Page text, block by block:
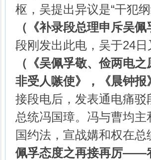
枢，吴提出异议是“干犯
（《补录段总理申斥吴
段刚发出此电，吴于24
（《吴佩孚敬、俭两电
非受人嗾使》，《晨钟报
接段电后，发表通电痛
总统冯国璋。冯与曹均主
国约法，宣战媾和权在
佩孚态度之再接再厉——